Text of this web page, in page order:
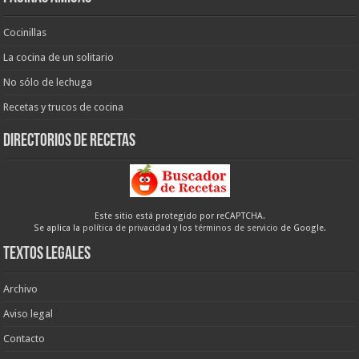
Cocinillas
La cocina de un solitario
No sólo de lechuga
Recetas y trucos de cocina
Directorios de recetas
Este sitio está protegido por reCAPTCHA.
Se aplica la política de privacidad y los términos de servicio de Google.
Textos legales
Archivo
Aviso legal
Contacto